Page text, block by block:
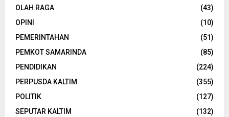
OLAH RAGA
(43)
OPINI
(10)
PEMERINTAHAN
(51)
PEMKOT SAMARINDA
(85)
PENDIDIKAN
(224)
PERPUSDA KALTIM
(355)
POLITIK
(127)
SEPUTAR KALTIM
(132)